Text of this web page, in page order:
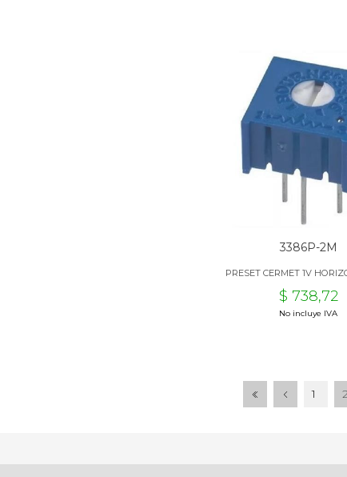
3386P-2M
PRESET CERMET 1V
$ 738,72
No incluye IVA
1